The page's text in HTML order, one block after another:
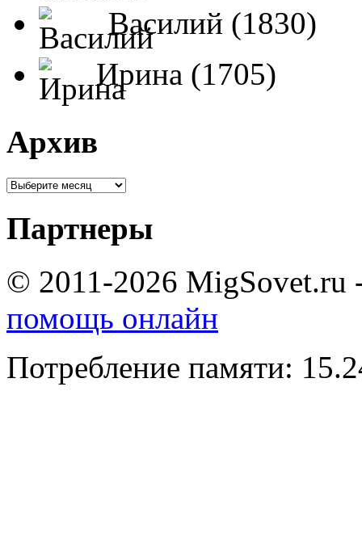
Василий (1830)
Ирина (1705)
Архив
Партнеры
© 2011-2026 MigSovet.ru
помощь онлайн
Потребление памяти: